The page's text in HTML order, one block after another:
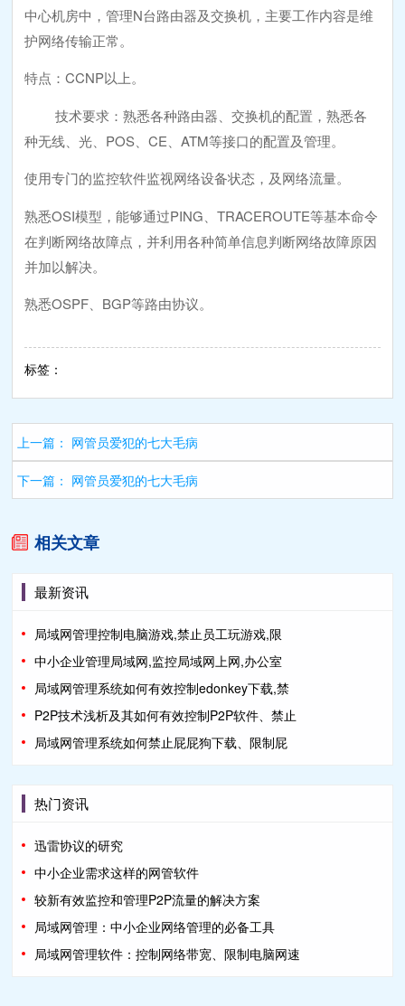
中心机房中，管理N台路由器及交换机，主要工作内容是维
护网络传输正常。
特点：CCNP以上。
技术要求：熟悉各种路由器、交换机的配置，熟悉各
种无线、光、POS、CE、ATM等接口的配置及管理。
使用专门的监控软件监视网络设备状态，及网络流量。
熟悉OSI模型，能够通过PING、TRACEROUTE等基本命令
在判断网络故障点，并利用各种简单信息判断网络故障原因
并加以解决。
熟悉OSPF、BGP等路由协议。
标签：
上一篇： 网管员爱犯的七大毛病
下一篇： 网管员爱犯的七大毛病
相关文章
最新资讯
局域网管理控制电脑游戏,禁止员工玩游戏,限
中小企业管理局域网,监控局域网上网,办公室
局域网管理系统如何有效控制edonkey下载,禁
P2P技术浅析及其如何有效控制P2P软件、禁止
局域网管理系统如何禁止屁屁狗下载、限制屁
热门资讯
迅雷协议的研究
中小企业需求这样的网管软件
较新有效监控和管理P2P流量的解决方案
局域网管理：中小企业网络管理的必备工具
局域网管理软件：控制网络带宽、限制电脑网速